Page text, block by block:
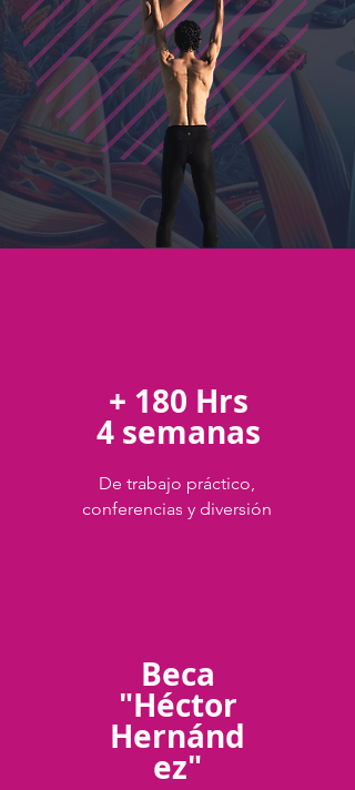
+ 180 Hrs
4 semanas
De trabajo práctico,
conferencias y diversión
Beca
"Héctor
Hernánd
ez"